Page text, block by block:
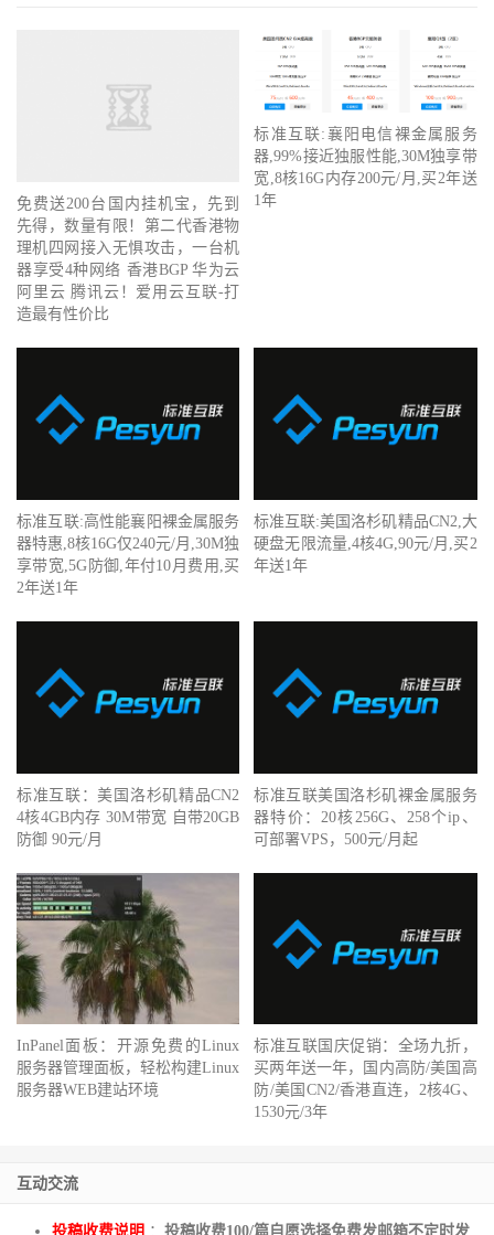
免费送200台国内挂机宝，先到
先得，数量有限！第二代香港物
理机四网接入无惧攻击，一台机
器享受4种网络 香港BGP 华为云
阿里云 腾讯云！爱用云互联-打
造最有性价比
标准互联:襄阳电信裸金属服务
器,99%接近独服性能,30M独享带
宽,8核16G内存200元/月,买2年送
1年
标准互联:高性能襄阳裸金属服务
器特惠,8核16G仅240元/月,30M独
享带宽,5G防御,年付10月费用,买
2年送1年
标准互联:美国洛杉矶精品CN2,大
硬盘无限流量,4核4G,90元/月,买2
年送1年
标准互联：美国洛杉矶精品CN2
4核4GB内存 30M带宽 自带20GB
防御 90元/月
标准互联美国洛杉矶裸金属服务
器特价：20核256G、258个ip、
可部署VPS，500元/月起
InPanel面板：开源免费的Linux
服务器管理面板，轻松构建Linux
服务器WEB建站环境
标准互联国庆促销：全场九折，
买两年送一年，国内高防/美国高
防/美国CN2/香港直连，2核4G、
1530元/3年
互动交流
投稿收费说明 ： 投稿收费100/篇自愿选择免费发邮箱不定时发